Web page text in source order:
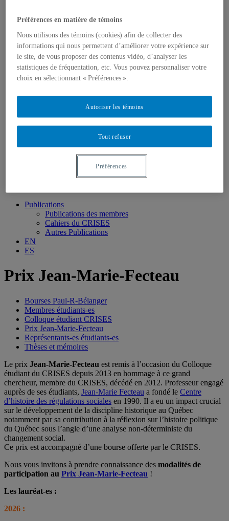
Étudiants-es
Bourses Paul-R-Bélanger
Colloque étudiant CRISES
Prix Jean-Marie-Fecteau
Représentants-es étudiants-es
Thèses et mémoires
Publications
Publications des membres
Cahiers du CRISES
Autres Publications
EN
ES
Prix Jean-Marie-Fecteau
Bourses Paul-R-Bélanger
Membres étudiants-es
Colloque étudiant CRISES
Prix Jean-Marie-Fecteau
Représentants-es étudiants-es
Thèses et mémoires
Le prix Jean-Marie-Fecteau est remis à l’occasion du Colloque
étudiant du CRISES depuis 2013 en hommage à ce grand
chercheur, membre du CRISES, décédé en 2012. Professeur engagé
auprès de ses étudiants, Jean-Marie Fecteau a fondé le Centre
d’histoire des régulations sociales en 1990. Il a eu un impact crucial
sur le développement de la discipline historique au Québec
notamment par sa contribution à la réflexion sur l’histoire politique
du Québec sous l’angle d’une analyse non-déterministe du
changement social.
Ce prix est accompagné d’une bourse offerte par le CRISES.
Nous vous invitons à prendre connaissance des modalités de
participation au Prix Jean-Marie-Fecteau !
Les lauréat-es :
2026 :
Préférences en matière de témoins
Nous utilisons des témoins (cookies) afin de collecter des
informations qui nous permettent d’améliorer votre expérience sur
le site, de vous proposer des contenus vidéo, d’analyser les
statistiques de fréquentation, etc. Vous pouvez personnaliser votre
choix en sélectionnant « Préférences ».
Tout refuser
Autoriser les témoins
Préférences